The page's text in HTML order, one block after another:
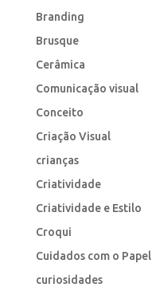
Branding
Brusque
Cerâmica
Comunicação visual
Conceito
Criação Visual
crianças
Criatividade
Criatividade e Estilo
Croqui
Cuidados com o Papel
curiosidades